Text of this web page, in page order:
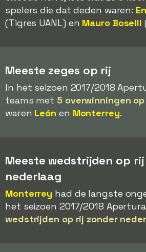
spelers die dat deden waren:
(Tigres UANL) en Mauro Boselli
Meeste zeges op rij
In het seizoen 2017/2018
teams met 5 overwinningen
waren León en Monterrey.
Meeste wedstrijden op
nederlaag
Monterrey had de langste
het seizoen 2017/2018
wedstrijden op rij zonder